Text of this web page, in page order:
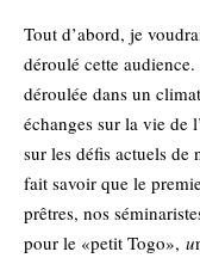
Tout d’abord, je
déroulé cette audience.
déroulée dans un
échanges sur la vie de
sur les défis actuels
fait savoir que le
prêtres, nos
pour le «petit Togo», u